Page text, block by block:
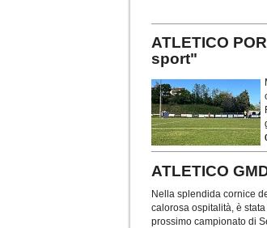
ATLETICO
sport"
ATLETICO
Nella splendida cornice
calorosa ospitalità, è
prossimo campionato di